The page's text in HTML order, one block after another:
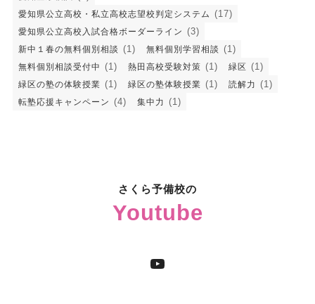
愛知県公立高校・私立高校志望校判定システム (17)
愛知県公立高校入試合格ボーダーライン (3)
新中１春の無料個別相談 (1) 無料個別学習相談 (1)
無料個別相談受付中 (1) 熱田高校受験対策 (1) 緑区 (1)
緑区の塾の体験授業 (1) 緑区の塾体験授業 (1) 読解力 (1)
転塾応援キャンペーン (4) 集中力 (1)
さくら予備校の
Youtube
YouTube